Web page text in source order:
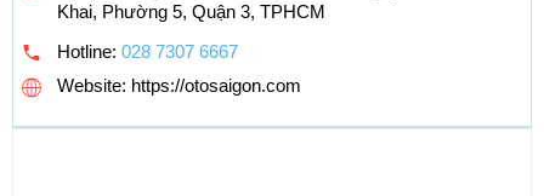
Khai, Phường 5, Quận 3, TPHCM
Hotline: 028 7307 6667
Website: https://otosaigon.com